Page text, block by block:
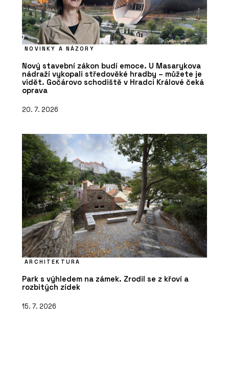
NOVINKY A NÁZORY
Nový stavební zákon budí emoce. U Masarykova
nádraží vykopali středověké hradby – můžete je
vidět. Gočárovo schodiště v Hradci Králové čeká
oprava
20. 7. 2026
ARCHITEKTURA
Park s výhledem na zámek. Zrodil se z křoví a
rozbitých zídek
15. 7. 2026